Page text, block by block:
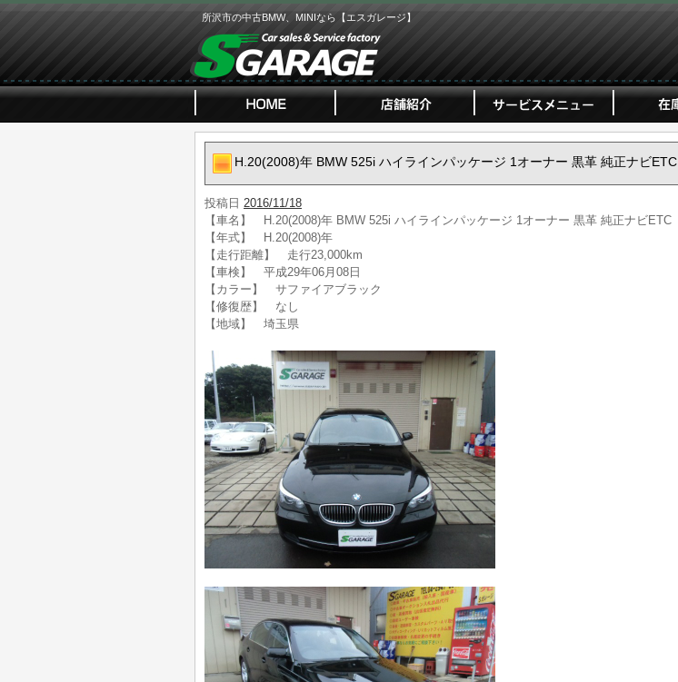
所沢市の中古BMW、MINIなら【エスガレージ】
H.20(2008)年 BMW 525i ハイラインパッケージ 1オーナー 黒革 純正ナビETC
投稿日 2016/11/18
【車名】 H.20(2008)年 BMW 525i ハイラインパッケージ 1オーナー 黒革 純正ナビETC
【年式】 H.20(2008)年
【走行距離】 走行23,000km
【車検】 平成29年06月08日
【カラー】 サファイアブラック
【修復歴】 なし
【地域】 埼玉県